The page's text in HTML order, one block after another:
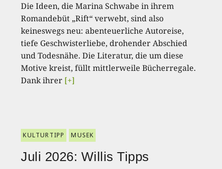
Die Ideen, die Marina Schwabe in ihrem
Romandebüt „Rift“ verwebt, sind also
keineswegs neu: abenteuerliche Autoreise,
tiefe Geschwisterliebe, drohender Abschied
und Todesnähe. Die Literatur, die um diese
Motive kreist, füllt mittlerweile Bücherregale.
Dank ihrer [+]
KULTURTIPP MUSEK
Juli 2026: Willis Tipps